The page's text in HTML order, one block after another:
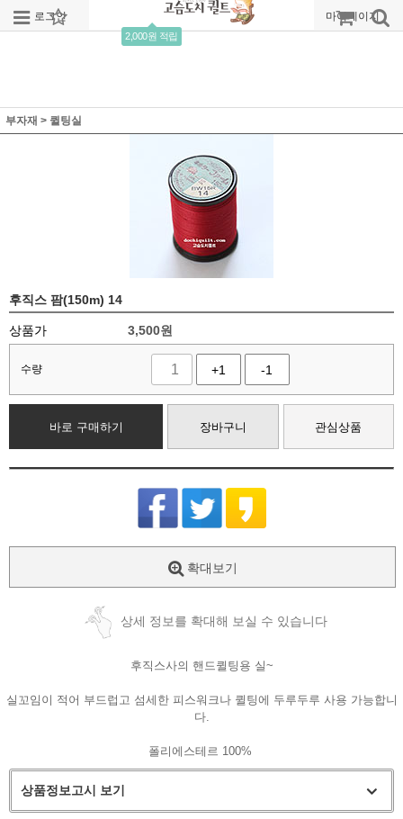
로그인 회원가입
2,000원 적립
주문조회 마이페이지
부자재 > 퀼팅실
후직스 팜(150m) 14
상품가 3,500원
수량 +1 -1
바로 구매하기 장바구니 관심상품
확대보기
상세 정보를 확대해 보실 수 있습니다
후직스사의 핸드퀼팅용 실~
실꼬임이 적어 부드럽고 섬세한 피스워크나 퀼팅에 두루두루 사용 가능합니
다.
폴리에스테르 100%
상품정보고시 보기